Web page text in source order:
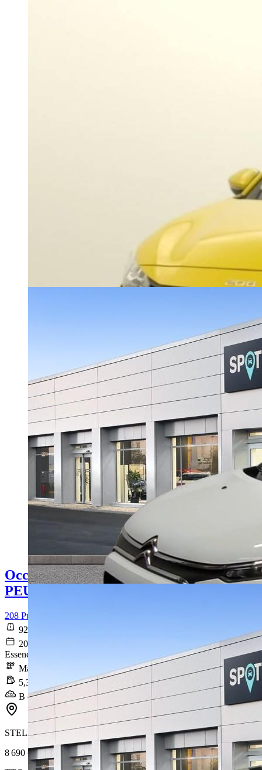
Occasion
PEUGEOT 208
208 PureTech 75 S&S BVM5 Active Business
92 963 km
2020-10-28
Essence sans plomb
Manuelle
5,3 l/100km
B (119 g/km)
STELLANTIS &YOU ORVAULT
8 690 €